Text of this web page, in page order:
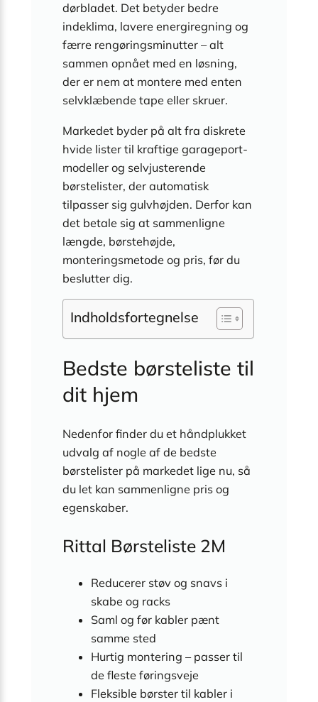
dørbladet. Det betyder bedre
indeklima, lavere energiregning og
færre rengøringsminutter – alt
sammen opnået med en løsning,
der er nem at montere med enten
selvklæbende tape eller skruer.
Markedet byder på alt fra diskrete
hvide lister til kraftige garageport-
modeller og selvjusterende
børstelister, der automatisk
tilpasser sig gulvhøjden. Derfor kan
det betale sig at sammenligne
længde, børstehøjde,
monteringsmetode og pris, før du
beslutter dig.
Indholdsfortegnelse
Bedste børsteliste til
dit hjem
Nedenfor finder du et håndplukket
udvalg af nogle af de bedste
børstelister på markedet lige nu, så
du let kan sammenligne pris og
egenskaber.
Rittal Børsteliste 2M
Reducerer støv og snavs i
skabe og racks
Saml og før kabler pænt
samme sted
Hurtig montering – passer til
de fleste føringsveje
Fleksible børster til kabler i